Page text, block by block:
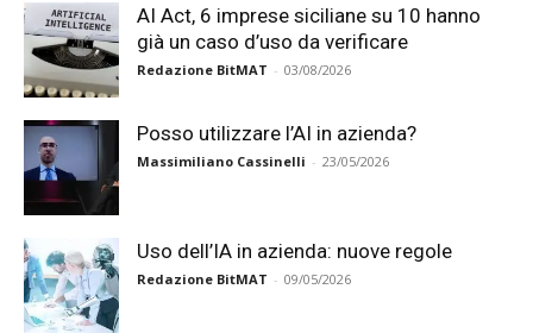
AI Act, 6 imprese siciliane su 10 hanno
già un caso d’uso da verificare
Redazione BitMAT - 03/08/2026
Posso utilizzare l’AI in azienda?
Massimiliano Cassinelli - 23/05/2026
Uso dell’IA in azienda: nuove regole
Redazione BitMAT - 09/05/2026